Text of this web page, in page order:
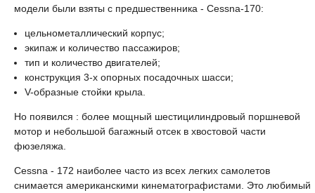
модели были взяты с предшественника - Cessna-170:
цельнометаллический корпус;
экипаж и количество пассажиров;
тип и количество двигателей;
конструкция 3-х опорных посадочных шасси;
V-образные стойки крыла.
Но появился : более мощный шестицилиндровый поршневой
мотор и небольшой багажный отсек в хвостовой части
фюзеляжа.
Cessna - 172 наиболее часто из всех легких самолетов
снимается американскими кинематографистами. Это любимый